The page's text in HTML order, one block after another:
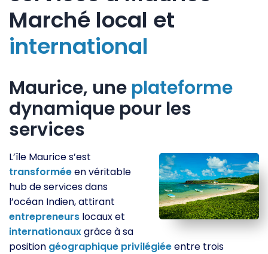
Marché local et
international
Maurice, une plateforme
dynamique pour les
services
L’île Maurice s’est
transforméeen véritable
hub de services dans
l’océan Indien, attirant
entrepreneurs locaux et
internationauxgrâce à sa
position géographique privilégiéeentre trois